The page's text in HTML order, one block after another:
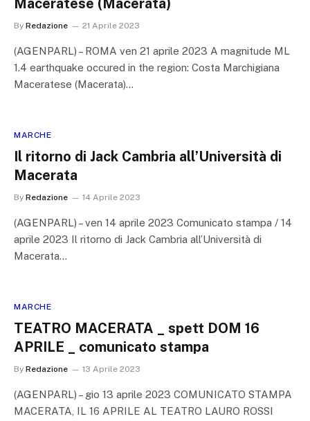
Maceratese (Macerata)
By Redazione 21 Aprile 2023
(AGENPARL) – ROMA ven 21 aprile 2023 A magnitude ML
1.4 earthquake occured in the region: Costa Marchigiana
Maceratese (Macerata)…
MARCHE
Il ritorno di Jack Cambria all’Università di
Macerata
By Redazione 14 Aprile 2023
(AGENPARL) – ven 14 aprile 2023 Comunicato stampa / 14
aprile 2023 Il ritorno di Jack Cambria all’Università di
Macerata…
MARCHE
TEATRO MACERATA _ spett DOM 16
APRILE _ comunicato stampa
By Redazione 13 Aprile 2023
(AGENPARL) – gio 13 aprile 2023 COMUNICATO STAMPA
MACERATA, IL 16 APRILE AL TEATRO LAURO ROSSI